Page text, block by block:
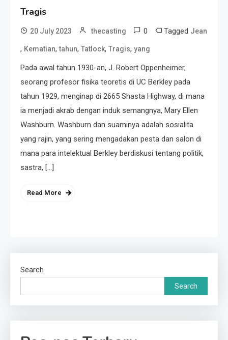
Tragis
20 July 2023 thecasting 0 Tagged Jean
, Kematian,tahun, Tatlock, Tragis, yang
Pada awal tahun 1930-an, J. Robert Oppenheimer,
seorang profesor fisika teoretis di UC Berkley pada
tahun 1929, menginap di 2665 Shasta Highway, di mana
ia menjadi akrab dengan induk semangnya, Mary Ellen
Washburn. Washburn dan suaminya adalah sosialita
yang rajin, yang sering mengadakan pesta dan salon di
mana para intelektual Berkley berdiskusi tentang politik,
sastra, […]
Read More
Search
Search